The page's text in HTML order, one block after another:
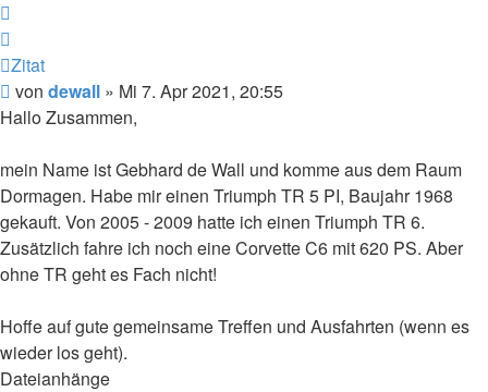
Zitat
Beitrag
von dewall » Mi 7. Apr 2021, 20:55
Hallo Zusammen,
mein Name ist Gebhard de Wall und komme aus dem Raum
Dormagen. Habe mir einen Triumph TR 5 PI, Baujahr 1968
gekauft. Von 2005 - 2009 hatte ich einen Triumph TR 6.
Zusätzlich fahre ich noch eine Corvette C6 mit 620 PS. Aber
ohne TR geht es Fach nicht!
Hoffe auf gute gemeinsame Treffen und Ausfahrten (wenn es
wieder los geht).
Dateianhänge